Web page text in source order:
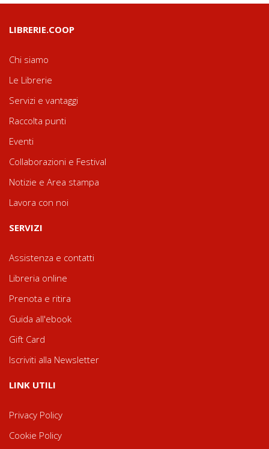
LIBRERIE.COOP
Chi siamo
Le Librerie
Servizi e vantaggi
Raccolta punti
Eventi
Collaborazioni e Festival
Notizie e Area stampa
Lavora con noi
SERVIZI
Assistenza e contatti
Libreria online
Prenota e ritira
Guida all'ebook
Gift Card
Iscriviti alla Newsletter
LINK UTILI
Privacy Policy
Cookie Policy